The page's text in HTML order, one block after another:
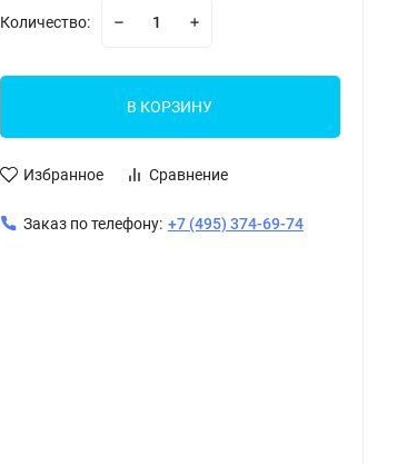
Количество:
В КОРЗИНУ
Избранное Сравнение
Заказ по телефону: +7 (495) 374-69-74